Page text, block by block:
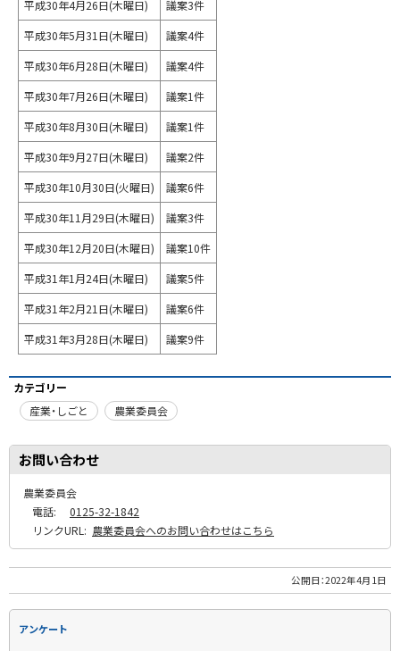
平成30年4月26日(木曜日)
議案3件
平成30年5月31日(木曜日)
議案4件
平成30年6月28日(木曜日)
議案4件
平成30年7月26日(木曜日)
議案1件
平成30年8月30日(木曜日)
議案1件
平成30年9月27日(木曜日)
議案2件
平成30年10月30日(火曜日)
議案6件
平成30年11月29日(木曜日)
議案3件
平成30年12月20日(木曜日)
議案10件
平成31年1月24日(木曜日)
議案5件
平成31年2月21日(木曜日)
議案6件
平成31年3月28日(木曜日)
議案9件
カテゴリー
産業・しごと
農業委員会
お問い合わせ
農業委員会
電話:
0125-32-1842
リンクURL: 農業委員会へのお問い合わせはこちら
公開日：2022年4月1日
アンケート